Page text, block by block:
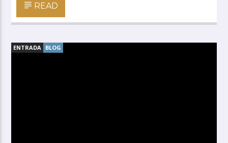
READ
ENTRADA BLOG